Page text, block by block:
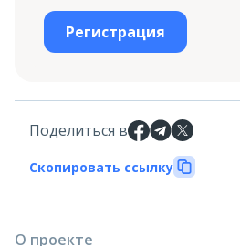
Регистрация
Поделиться в
Скопировать ссылку
О проекте